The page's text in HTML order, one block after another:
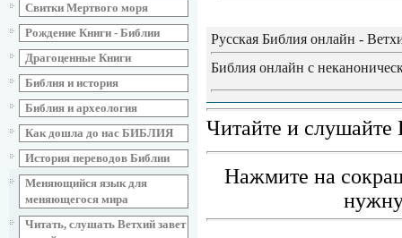
Свитки Мертвого моря
Рождение Книги - Библии
Драгоценные Книги
Библия и история
Библия и археология
Как дошла до нас БИБЛИЯ
История переводов Библии
Меняющийся язык для
меняющегося мира
Читать, слушать Ветхий завет
Русская Библия онлайн -
Библия онлайн с
Читайте и слушайте
Нажмите на